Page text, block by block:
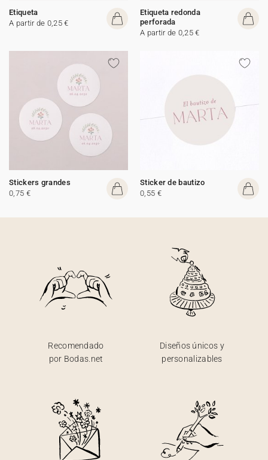
Etiqueta
A partir de 0,25 €
Etiqueta redonda
perforada
A partir de 0,25 €
Stickers grandes
0,75 €
Sticker de bautizo
0,55 €
Recomendado
por Bodas.net
Diseños únicos y
personalizables